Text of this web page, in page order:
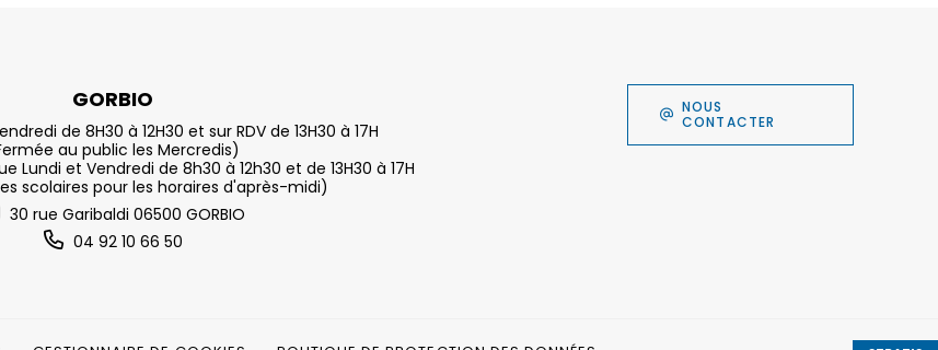
GORBIO
de 8H30 à 12H30 et sur RDV de 13H30 à 17H
au public les Mercredis)
Lundi et Vendredi de 8h30 à 12h30 et de 13H30 à 17H
scolaires pour les horaires d'après-midi)
30 rue Garibaldi 06500 GORBIO
04 92 10 66 50
NOUS
CONTACTER